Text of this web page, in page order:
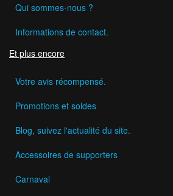
Qui sommes-nous ?
Informations de contact.
Et plus encore
Votre avis récompensé.
Promotions et soldes
Blog, suivez l'actualité du site.
Accessoires de supporters
Carnaval